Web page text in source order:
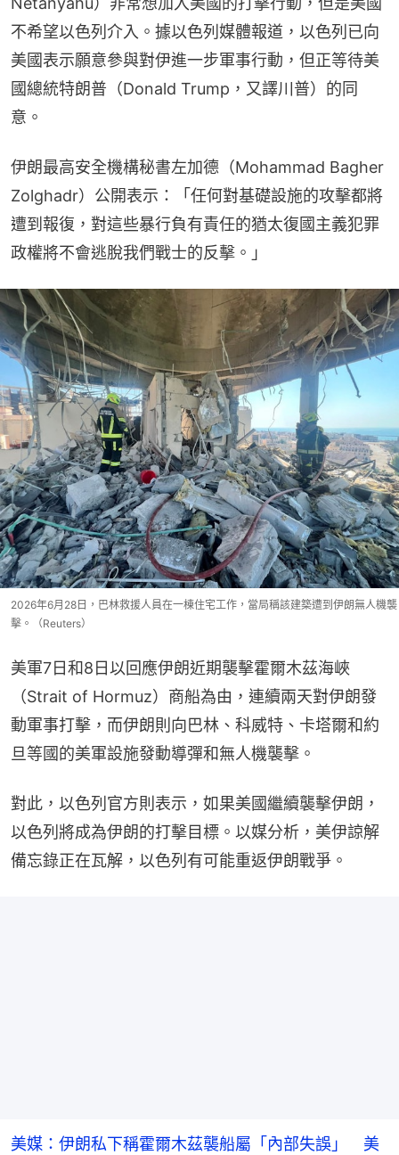
不希望以色列介入。據以色列媒體報道，以色列已向
美國表示願意參與對伊進一步軍事行動，但正等待美
國總統特朗普（Donald Trump，又譯川普）的同
意。
伊朗最高安全機構秘書左加德（Mohammad Bagher
Zolghadr）公開表示：「任何對基礎設施的攻擊都將
遭到報復，對這些暴行負有責任的猶太復國主義犯罪
政權將不會逃脫我們戰士的反擊。」
2026年6月28日，巴林救援人員在一棟住宅工作，當局稱該建築遭到伊朗無人機襲
擊。（Reuters）
美軍7日和8日以回應伊朗近期襲擊霍爾木茲海峽
（Strait of Hormuz）商船為由，連續兩天對伊朗發
動軍事打擊，而伊朗則向巴林、科威特、卡塔爾和約
旦等國的美軍設施發動導彈和無人機襲擊。
對此，以色列官方則表示，如果美國繼續襲擊伊朗，
以色列將成為伊朗的打擊目標。以媒分析，美伊諒解
備忘錄正在瓦解，以色列有可能重返伊朗戰爭。
美媒：伊朗私下稱霍爾木茲襲船屬「內部失誤」 美